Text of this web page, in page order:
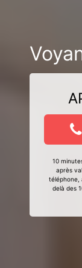
10
après
téléphone,
delà des